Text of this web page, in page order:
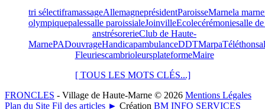
tri sélectiframassageAllemagneprésidentParoisseMarnela marne
olympiquepalessalle paroissialeJoinvilleEcolecérémoniesalle
anstrésorerieClub de Haute-
MarnePADouvrageHandicapambulanceDDTMarpaTéléthon
FleuriescambrioleursplateformeMaire
[ TOUS LES MOTS CLÉS...]
FRONCLES - Village de Haute-Marne © 2026 Mentions Légales
Plan du Site Fil des articles ► Création BM INFO SERVICES